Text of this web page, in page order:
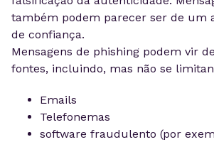
também podem parecer ser de um
de confiança.
Mensagens de phishing podem vir
fontes, incluindo, mas não se
Emails
Telefonemas
software fraudulento (por